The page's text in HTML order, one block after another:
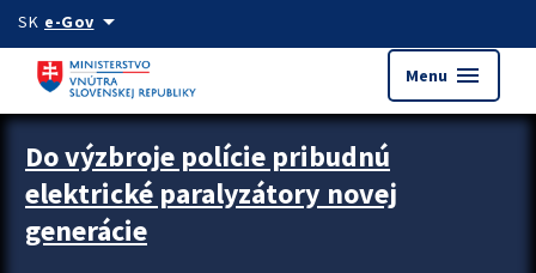
Preskocit na hlavný obsah
SK e-Govarrow_drop_down
Menu menu
Zastavit automatický posun upútavok
Do výzbroje polície pribudnú
elektrické paralyzátory novej
generácie